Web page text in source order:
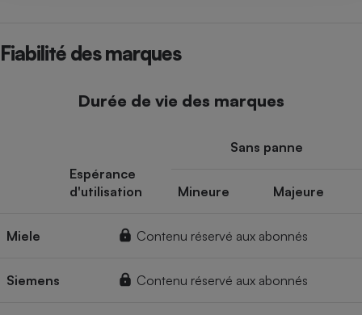
Fiabilité des marques
Durée de vie des marques
Espérance
d'utilisation
Sans panne
Mineure Majeure
Miele Contenu réservé aux abonnés
Siemens Contenu réservé aux abonnés